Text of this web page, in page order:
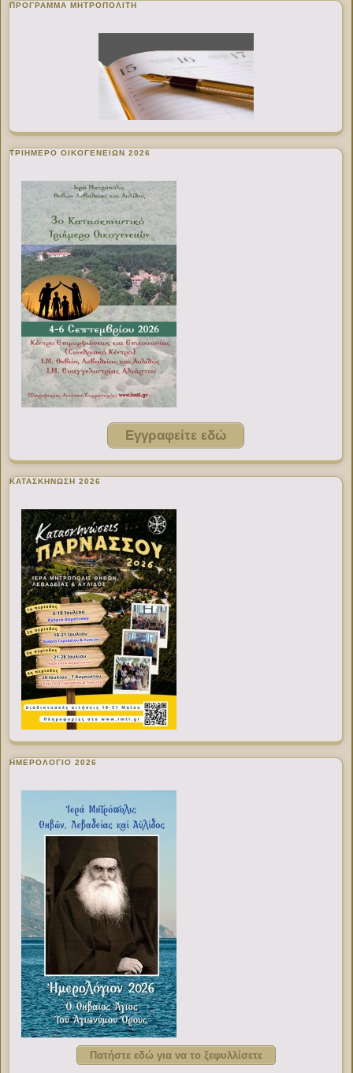
ΠΡΌΓΡΑΜΜΑ ΜΗΤΡΟΠΟΛΊΤΗ
ΤΡΙΗΜΕΡΟ ΟΙΚΟΓΕΝΕΙΩΝ 2026
Εγγραφείτε εδώ
ΚΑΤΑΣΚΗΝΩΣΗ 2026
ΗΜΕΡΟΛΟΓΙΟ 2026
Πατήστε εδώ για να το ξεφυλλίσετε